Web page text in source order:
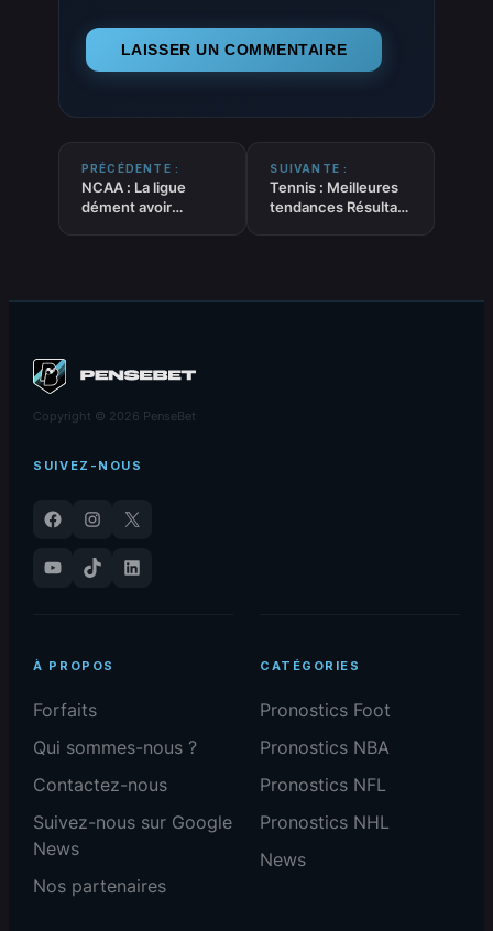
PRÉCÉDENTE :
NCAA : La ligue
dément avoir
SUIVANTE :
Tennis : Meilleures
tendances Résultat
Copyright © 2026 PenseBet
SUIVEZ-NOUS
Facebook Instagram
X
YouTube
TikTok LinkedIn
À PROPOS
Forfaits
Qui sommes-nous ?
Contactez-nous
Suivez-nous sur Google
News
Nos partenaires
CATÉGORIES
Pronostics Foot
Pronostics NBA
Pronostics NFL
Pronostics NHL
News